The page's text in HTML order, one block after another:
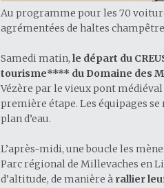
Au programme pour les 70
agrémentées de haltes
Samedi matin, le départ du
tourisme**** du Domaine des
Vézère par le vieux pont
première étape. Les équipages
plan d’eau.
L’après-midi, une boucle les
Parc régional de Millevaches en
d’altitude, de manière à rallier